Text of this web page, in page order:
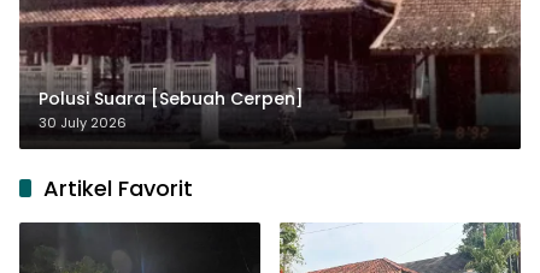
Polusi Suara [Sebuah Cerpen]
30 July 2026
Artikel Favorit